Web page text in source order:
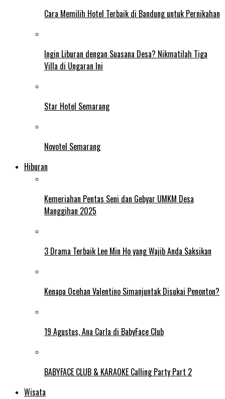
Cara Memilih Hotel Terbaik di Bandung untuk Pernikahan
Ingin Liburan dengan Suasana Desa? Nikmatilah Tiga
Villa di Ungaran Ini
Star Hotel Semarang
Novotel Semarang
Hiburan
Kemeriahan Pentas Seni dan Gebyar UMKM Desa
Manggihan 2025
3 Drama Terbaik Lee Min Ho yang Wajib Anda Saksikan
Kenapa Ocehan Valentino Simanjuntak Disukai Penonton?
19 Agustus, Ana Carla di BabyFace Club
BABYFACE CLUB & KARAOKE Calling Party Part 2
Wisata